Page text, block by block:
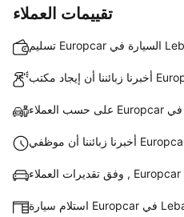
تقييمات العملاء